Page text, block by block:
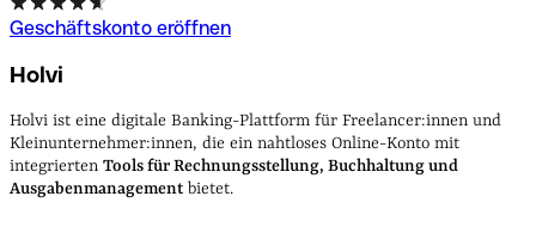
Geschäftskonto eröffnen
Holvi
Holvi ist eine digitale Banking-Plattform für Freelancer:innen und
Kleinunternehmer:innen, die ein nahtloses Online-Konto mit
integrierten Tools für Rechnungsstellung, Buchhaltung und
Ausgabenmanagement bietet.